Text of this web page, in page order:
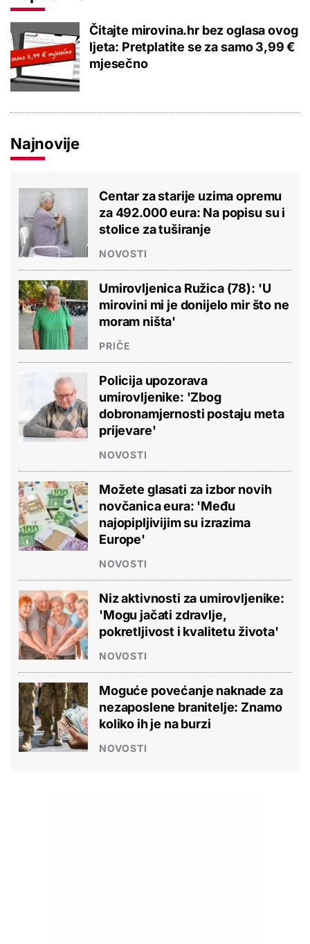
Čitajte mirovina.hr bez oglasa ovog
ljeta: Pretplatite se za samo 3,99 €
mjesečno
Najnovije
Centar za starije uzima opremu
za 492.000 eura: Na popisu su i
stolice za tuširanje
NOVOSTI
Umirovljenica Ružica (78): 'U
mirovini mi je donijelo mir što ne
moram ništa'
PRIČE
Policija upozorava
umirovljenike: 'Zbog
dobronamjernosti postaju meta
prijevare'
NOVOSTI
Možete glasati za izbor novih
novčanica eura: 'Među
najopipljivijim su izrazima
Europe'
NOVOSTI
Niz aktivnosti za umirovljenike:
'Mogu jačati zdravlje,
pokretljivost i kvalitetu života'
NOVOSTI
Moguće povećanje naknade za
nezaposlene branitelje: Znamo
koliko ih je na burzi
NOVOSTI